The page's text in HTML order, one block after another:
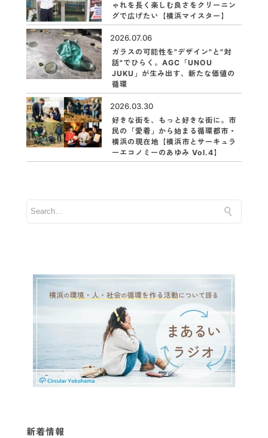
ゃれを長く楽しむ良さをクリーニン
グで広げたい【横浜マイスター】
2026.07.06
ガラスの可能性を"デザイン"と"対
話"でひらく。AGC「UNOU
JUKU」が生み出す、新たな価値の
循環
2026.03.30
好きな街を、もっと好きな街に。市
民の「愛着」から始まる循環都市・
横浜の現在地【横浜市とサーキュラ
ーエコノミーのあゆみ Vol.4】
新着情報